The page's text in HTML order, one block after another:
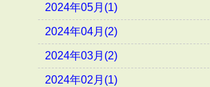
2024年05月(1)
2024年04月(2)
2024年03月(2)
2024年02月(1)